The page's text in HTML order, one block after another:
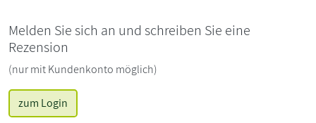
Melden Sie sich an und schreiben Sie eine
Rezension
(nur mit Kundenkonto möglich)
zum Login